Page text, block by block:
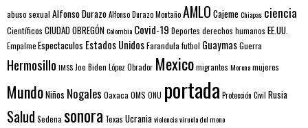
abuso sexual Alfonso DurazoAlfonso Durazo MontañoAMLO CajemeChiapas ciencia
Científicos CIUDAD OBREGÓNColombia Covid-19 Deportes derechos humanos EE.UU.
EmpalmeEspectaculos Estados UnidosFarandula futbol GuaymasGuerra
Hermosillo IMSS Joe Biden López Obrador Mexicomigrantes Morenamujeres
MundoNiños Nogales Oaxaca OMS ONU portada Protección Civil Rusia
Salud Sedena sonora Texas Ucraniaviolenciaviruela del mono